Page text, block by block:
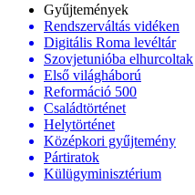
Gyűjtemények
Rendszerváltás vidéken
Digitális Roma levéltár
Szovjetunióba elhurcoltak
Első világháború
Reformáció 500
Családtörténet
Helytörténet
Középkori gyűjtemény
Pártiratok
Külügyminisztérium